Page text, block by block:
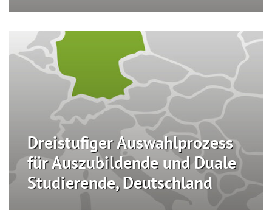
Dreistufiger Auswahlprozess
für Auszubildende und Duale
Studierende, Deutschland